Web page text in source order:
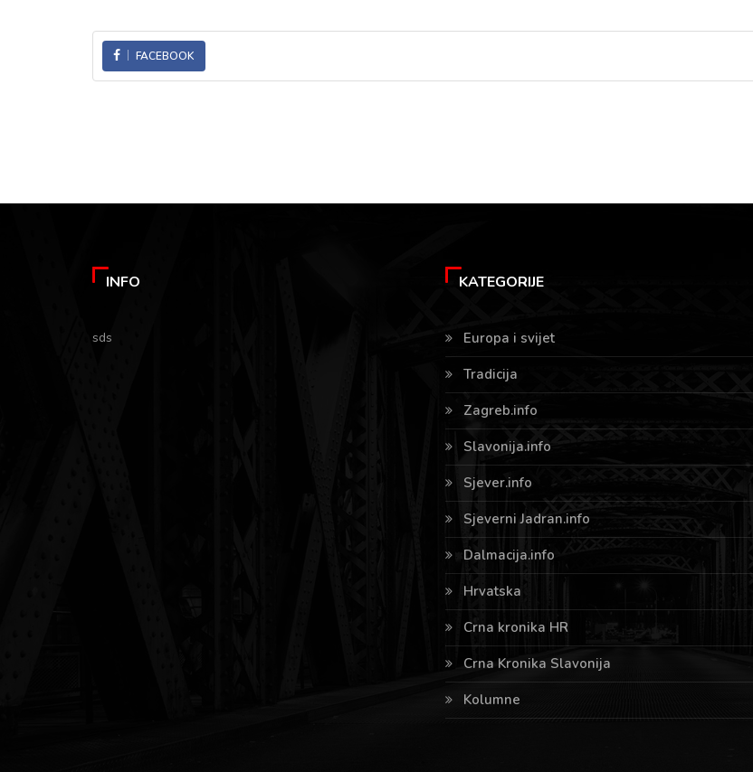
FACEBOOK
INFO
sds
KATEGORIJE
Europa i svijet
Tradicija
Zagreb.info
Slavonija.info
Sjever.info
Sjeverni Jadran.info
Dalmacija.info
Hrvatska
Crna kronika HR
Crna Kronika Slavonija
Kolumne